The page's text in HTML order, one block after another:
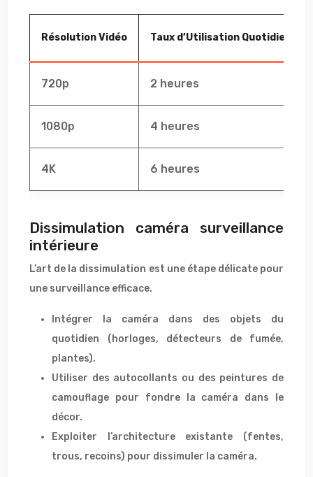
Résolution Vidéo Taux d’Utilisation Quotidien
720p 2 heures
1080p 4 heures
4K 6 heures
Dissimulation caméra surveillance
intérieure
L’art de la dissimulation est une étape délicate pour
une surveillance efficace.
Intégrer la caméra dans des objets du
quotidien (horloges, détecteurs de fumée,
plantes).
Utiliser des autocollants ou des peintures de
camouflage pour fondre la caméra dans le
décor.
Exploiter l’architecture existante (fentes,
trous, recoins) pour dissimuler la caméra.